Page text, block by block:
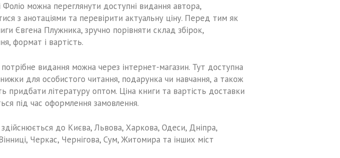
Фоліо можна переглянути доступні видання автора,
з анотаціями та перевірити актуальну ціну. Перед тим як
Євгена Плужника, зручно порівняти склад збірок,
формат і вартість.
видання можна через інтернет-магазин. Тут доступна
для особистого читання, подарунка чи навчання, а також
придбати літературу оптом. Ціна книги та вартість доставки
під час оформлення замовлення.
до Києва, Львова, Харкова, Одеси, Дніпра,
Черкас, Чернігова, Сум, Житомира та інших міст